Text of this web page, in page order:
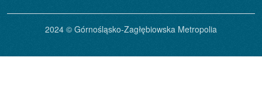
2024 © Górnośląsko-Zagłębiowska Metropolia